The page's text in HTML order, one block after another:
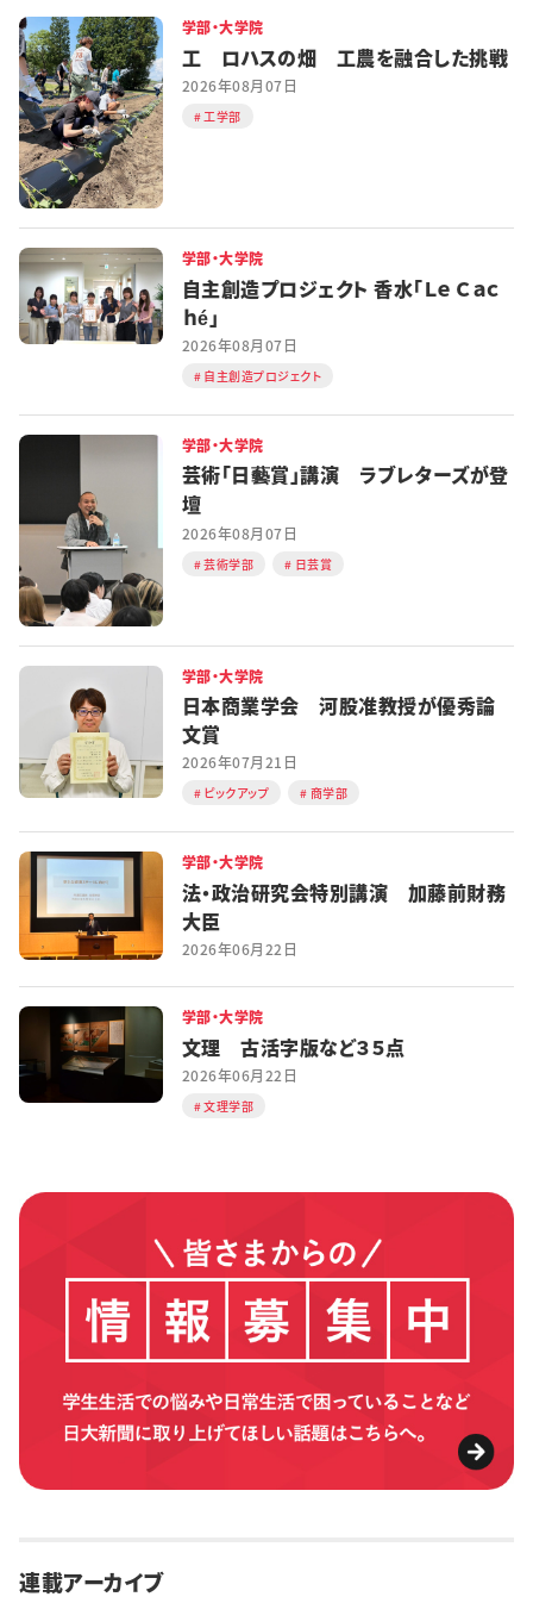
学部・大学院
工 ロハスの畑 工農を融合した挑戦
2026年08月07日
工学部
学部・大学院
自主創造プロジェクト 香水「Ｌｅ Ｃａｃ
ｈé」
2026年08月07日
自主創造プロジェクト
学部・大学院
芸術「日藝賞」講演 ラブレターズが登
壇
2026年08月07日
芸術学部 日芸賞
学部・大学院
日本商業学会 河股准教授が優秀論
文賞
2026年07月21日
ピックアップ 商学部
学部・大学院
法・政治研究会特別講演 加藤前財務
大臣
2026年06月22日
学部・大学院
文理 古活字版など３５点
2026年06月22日
文理学部
連載アーカイブ